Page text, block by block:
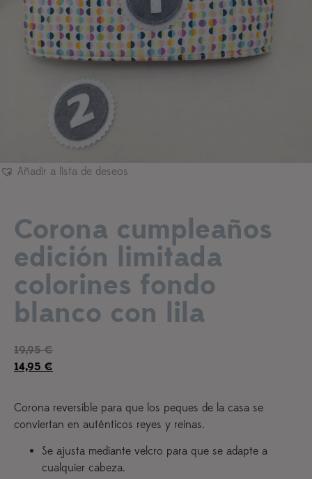
Añadir a lista de deseos
Corona cumpleaños
edición limitada
colorines fondo
blanco con lila
19,95€
14,95 €
Corona reversible para que los peques de la casa se
conviertan en auténticos reyes y reinas.
Se ajusta mediante velcro para que se adapte a
cualquier cabeza.